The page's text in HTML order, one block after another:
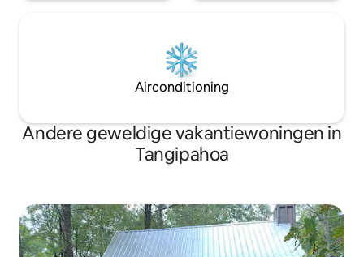
Airconditioning
Andere geweldige vakantiewoningen in
Tangipahoa